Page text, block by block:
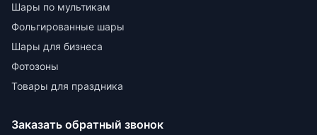
Шары по мультикам
Фольгированные шары
Шары для бизнеса
Фотозоны
Товары для праздника
Заказать обратный звонок